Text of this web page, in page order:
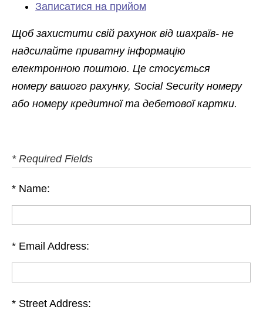
Записатися на прийом
Щоб захистити свій рахунок від шахраїв- не
надсилайте приватну інформацію
електронною поштою. Це стосується
номеру вашого рахунку, Social Security номеру
або номеру кредитної та дебетової картки.
* Required Fields
Name:
Email Address:
Street Address: